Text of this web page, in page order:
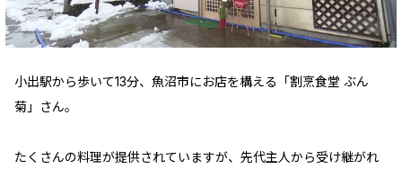
小出駅から歩いて13分、魚沼市にお店を構える「割烹食堂 ぶん
菊」さん。
たくさんの料理が提供されていますが、先代主人から受け継がれ